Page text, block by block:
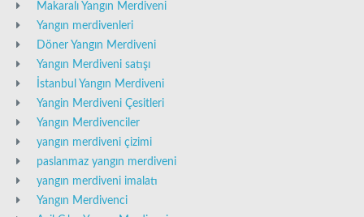
Makaralı Yangın Merdiveni
Yangın merdivenleri
Döner Yangın Merdiveni
Yangın Merdiveni satışı
İstanbul Yangın Merdiveni
Yangin Merdiveni Çesitleri
Yangın Merdivenciler
yangın merdiveni çizimi
paslanmaz yangın merdiveni
yangın merdiveni imalatı
Yangın Merdivenci